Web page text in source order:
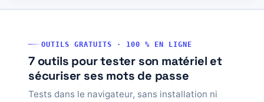
OUTILS GRATUITS · 100 % EN LIGNE
7 outils pour tester son matériel et
sécuriser ses mots de passe
Tests dans le navigateur, sans installation ni